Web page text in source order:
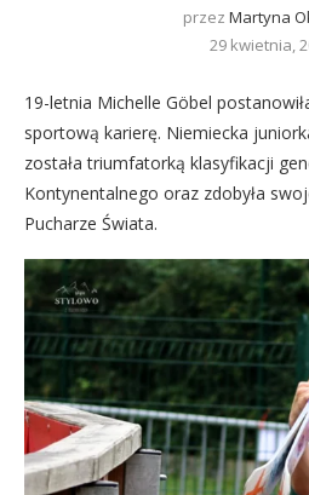
przez Martyna
29 kwietnia,
19-letnia Michelle Göbel
sportową karierę. Niemiecka
została triumfatorką klasyfikacji
Kontynentalnego oraz zdobyła
Pucharze Świata.